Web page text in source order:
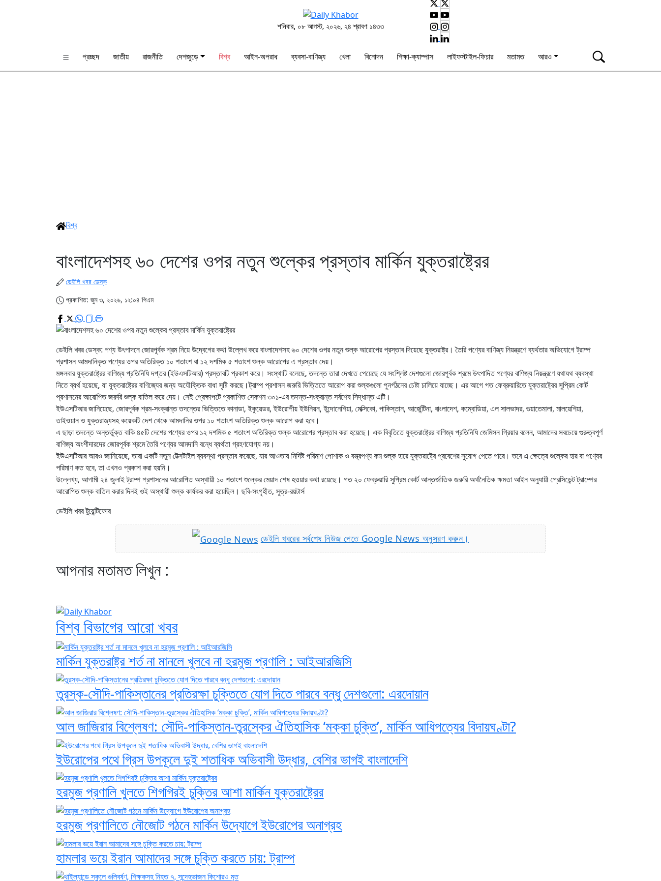
শনিবার, ০৮ আগস্ট, ২০২৬, ২৪ শ্রাবণ ১৪৩৩
প্রচ্ছদ জাতীয় রাজনীতি দেশজুড়ে বিশ্ব আইন-অপরাধ ব্যবসা-বাণিজ্য খেলা বিনোদন শিক্ষা-ক্যাম্পাস লাইফস্টাইল-ফিচার মতামত আরও
বিশ্ব
বাংলাদেশসহ ৬০ দেশের ওপর নতুন শুল্কের প্রস্তাব মার্কিন যুক্তরাষ্ট্রের
ডেইলি খবর ডেস্ক
প্রকাশিত: জুন ৩, ২০২৬, ১২:০৪ পিএম
ডেইলি খবর ডেস্ক: পণ্য উৎপাদনে জোরপূর্বক শ্রম নিয়ে উদ্বেগের কথা উল্লেখ করে বাংলাদেশসহ ৬০ দেশের ওপর নতুন শুল্ক আরোপের প্রস্তাব দিয়েছে যুক্তরাষ্ট্র। তৈরি পণ্যের বাণিজ্য নিয়ন্ত্রণে ব্যর্থতার অভিযোগে ট্রাম্প
প্রশাসন আমদানিকৃত পণ্যের ওপর অতিরিক্ত ১০ শতাংশ বা ১২ দশমিক ৫ শতাংশ শুল্ক আরোপের এ প্রস্তাব দেয়।
মঙ্গলবার যুক্তরাষ্ট্রের বাণিজ্য প্রতিনিধি দপ্তর (ইউএসটিআর) প্রস্তাবটি প্রকাশ করে। সংস্থাটি বলেছে, তদন্তে তারা দেখতে পেয়েছে যে সংশ্লিষ্ট দেশগুলো জোরপূর্বক শ্রমে উৎপাদিত পণ্যের বাণিজ্য নিয়ন্ত্রণে যথাযথ ব্যবস্থা
নিতে ব্যর্থ হয়েছে, যা যুক্তরাষ্ট্রের বাণিজ্যের জন্য অযৌক্তিক বাধা সৃষ্টি করছে।ট্রাম্প প্রশাসন জরুরি ভিত্তিতে আরোপ করা শুল্কগুলো পুনর্গঠনের চেষ্টা চালিয়ে যাচ্ছে। এর আগে গত ফেব্রুয়ারিতে যুক্তরাষ্ট্রের সুপ্রিম কোর্ট
প্রশাসনের আরোপিত জরুরি শুল্ক বাতিল করে দেয়। সেই প্রেক্ষাপটে প্রকাশিত সেকশন ৩০১-এর তদন্ত-সংক্রান্ত সর্বশেষ সিদ্ধান্ত এটি।
ইউএসটিআর জানিয়েছে, জোরপূর্বক শ্রম-সংক্রান্ত তদন্তের ভিত্তিতে কানাডা, ইকুয়েডর, ইউরোপীয় ইউনিয়ন, ইন্দোনেশিয়া, মেক্সিকো, পাকিস্তান, আর্জেন্টিনা, বাংলাদেশ, কম্বোডিয়া, এল সালভাদর, গুয়াতেমালা, মালয়েশিয়া,
তাইওয়ান ও যুক্তরাজ্যসহ কয়েকটি দেশ থেকে আমদানির ওপর ১০ শতাংশ অতিরিক্ত শুল্ক আরোপ করা হবে।
এ ছাড়া তদন্তে অন্তর্ভুক্ত বাকি ৪৫টি দেশের পণ্যের ওপর ১২ দশমিক ৫ শতাংশ অতিরিক্ত শুল্ক আরোপের প্রস্তাব করা হয়েছে। এক বিবৃতিতে যুক্তরাষ্ট্রের বাণিজ্য প্রতিনিধি জেমিসন গ্রিয়ার বলেন, আমাদের সবচেয়ে গুরুত্বপূর্ণ
বাণিজ্য অংশীদারদের জোরপূর্বক শ্রমে তৈরি পণ্যের আমদানি বন্ধে ব্যর্থতা গ্রহণযোগ্য নয়।
ইউএসটিআর আরও জানিয়েছে, তারা একটি নতুন টেক্সটাইল ব্যবস্থা প্রস্তাব করেছে, যার আওতায় নির্দিষ্ট পরিমাণ পোশাক ও বস্ত্রপণ্য কম শুল্ক হারে যুক্তরাষ্ট্রে প্রবেশের সুযোগ পেতে পারে। তবে এ ক্ষেত্রে শুল্কের হার বা পণ্যের
পরিমাণ কত হবে, তা এখনও প্রকাশ করা হয়নি।
উল্লেখ্য, আগামী ২৪ জুলাই ট্রাম্প প্রশাসনের আরোপিত অস্থায়ী ১০ শতাংশ শুল্কের মেয়াদ শেষ হওয়ার কথা রয়েছে। গত ২০ ফেব্রুয়ারি সুপ্রিম কোর্ট আন্তর্জাতিক জরুরি অর্থনৈতিক ক্ষমতা আইন অনুযায়ী প্রেসিডেন্ট ট্রাম্পের
আরোপিত শুল্ক বাতিল করার দিনই ওই অস্থায়ী শুল্ক কার্যকর করা হয়েছিল। ছবি-সংগৃহীত, সুত্র-রয়টার্স
ডেইলি খবর টুয়েন্টিফোর
ডেইলি খবরের সর্বশেষ নিউজ পেতে Google News অনুসরণ করুন।
আপনার মতামত লিখুন :
বিশ্ব বিভাগের আরো খবর
মার্কিন যুক্তরাষ্ট্র শর্ত না মানলে খুলবে না হরমুজ প্রণালি : আইআরজিসি
তুরস্ক-সৌদি-পাকিস্তানের প্রতিরক্ষা চুক্তিতে যোগ দিতে পারবে বন্ধু দেশগুলো: এরদোয়ান
আল জাজিরার বিশ্লেষণ: সৌদি-পাকিস্তান-তুরস্কের ঐতিহাসিক ‘মক্কা চুক্তি’, মার্কিন আধিপত্যের বিদায়ঘণ্টা?
ইউরোপের পথে গ্রিস উপকূলে দুই শতাধিক অভিবাসী উদ্ধার, বেশির ভাগই বাংলাদেশি
হরমুজ প্রণালি খুলতে শিগগিরই চুক্তির আশা মার্কিন যুক্তরাষ্ট্রের
হরমুজ প্রণালিতে নৌজোট গঠনে মার্কিন উদ্যোগে ইউরোপের অনাগ্রহ
হামলার ভয়ে ইরান আমাদের সঙ্গে চুক্তি করতে চায়: ট্রাম্প